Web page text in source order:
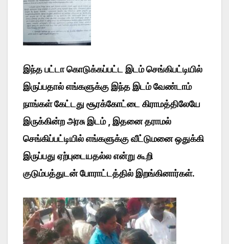
இந்த பட்டா கொடுக்கப்பட்ட இடம் செங்கிபட்டியில்
இருப்பதால் எங்களுக்கு இந்த இடம் வேண்டாம்
நாங்கள் கேட்டது சூரக்கோட்டை கிராமத்திலேயே
இருக்கின்ற அரசு இடம் , இதனை தராமல்
செங்கிப்பட்டியில் எங்களுக்கு வீட்டுமனை ஒதுக்கி
இருப்பது ஏற்புடையதல்ல என்று கூறி
குடும்பத்துடன் போராட்டத்தில் இறங்கினார்கள்.